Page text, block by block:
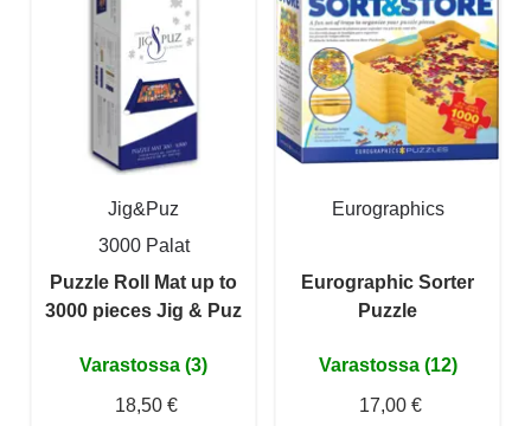
Jig&Puz
3000 Palat
Puzzle Roll Mat up to
3000 pieces Jig & Puz
Varastossa (3)
18,50 €
Eurographics
Eurographic Sorter
Puzzle
Varastossa (12)
17,00 €